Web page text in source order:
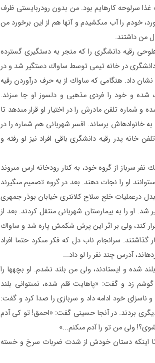
سرلوحه كارهايم بود. من بدون رودربايستى ظرف
خودم را آب مى‏كشيدم و آنها هم از اين برخورد من
من داشتند.
رقيه دانشگرى را كه منجر به دستگيرى گسترده
دانشگرى در خانه تيمى توسط ساواك دستگير شد و در
داد. هنگامى كه ساواك از به حرف درآوردن رقيه
و خود را فردى مذهبى و دلسوز او جا مى‏زند.
و شماره تلفن مادرش را در اختيار او قرار مى‏دهد تا
خانواده‏اش برساند. افسر شهربانى هم شماره را در
خانه پدر رقيه دانشگرى باقى افراد نيز لو رفته و
سرباز از گروه خود، به كنار رودخانه ارس مى‏روند
او را نجات دهند. بعد در گروه تصميم مى‏گيرند
خلع سلاح كلانترى خيابان بوذر جمهرى
شد. او را به بيمارستان شهربانى منتقل كردند. بعد از
تا فرار كند، ولى بر اثر اين پرش شكمش پاره شد و ساواك
سرانجام ناب دل كه فكر مى‏كرد حتما افراد
آدرس چند نفر را لو داد...
شده و ايستادند، ولى من بلند نشدم. او بچه‏ها را
زد و گفت: «پاهايت قلم شده، نمى‏توانى بلند
خود ادامه داد و سربازى را صدا كرد و گفت:
ديگرى بردند. در آنجا حسينى گفت: «احمق! تو كى آدم
ولى من تو را آدم مى‏كنم...»
اينكه دستان خودش از شدت ضربات سرخ و خسته